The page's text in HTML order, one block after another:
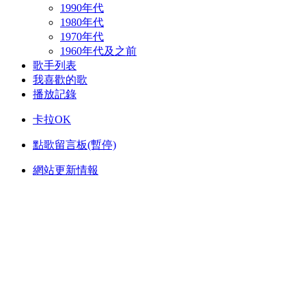
1990年代
1980年代
1970年代
1960年代及之前
歌手列表
我喜歡的歌
播放記錄
卡拉OK
點歌留言板(暫停)
網站更新情報